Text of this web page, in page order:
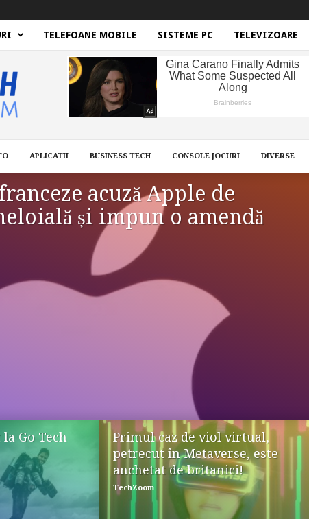
TELEFOANE MOBILE SISTEME PC TELEVIZOARE
APLICATII BUSINESS TECH CONSOLE JOCURI DIVERSE
acuză Apple de
și impun o amendă
Go Tech
Primul caz de viol virtual,
petrecut în Metaverse, este
anchetat de britanici!
TechZoom